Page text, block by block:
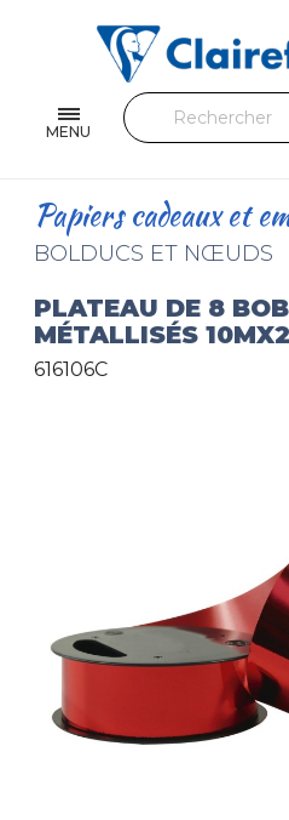
MENU
Feuilles & Copies
Beaux-arts & Dessin
Loisirs créatifs
Cuir & trousses
Papiers cadeaux et
BOLDUCS ET NŒUDS
PLATEAU DE 8
MÉTALLISÉS
616106C